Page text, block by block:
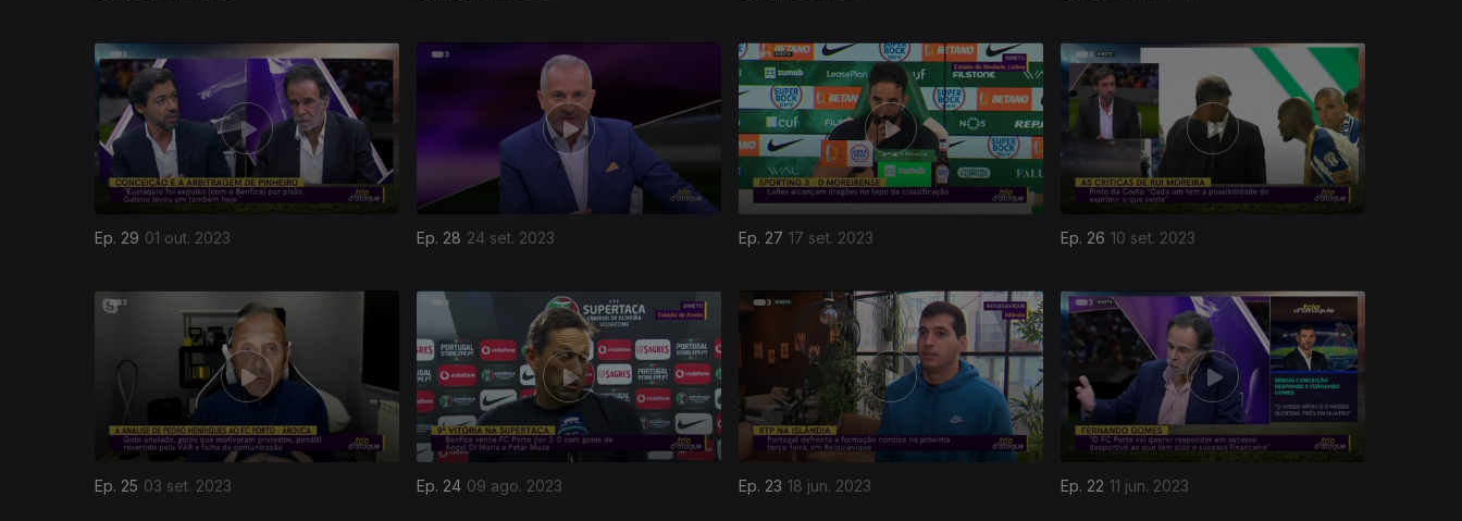
Ep. 29 01 out. 2023 Ep. 28 24 set. 2023 Ep. 27 17 set. 2023 Ep. 26 10 set. 2023
Ep. 25 03 set. 2023 Ep. 24 09 ago. 2023 Ep. 23 18 jun. 2023 Ep. 22 11 jun. 2023